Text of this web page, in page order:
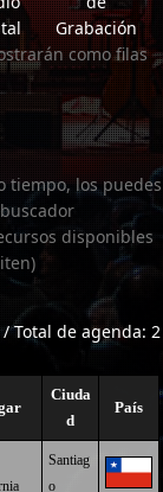
Grabación
como filas
tiempo, los puedes
disponibles
Total de agenda: 2
Ciuda
d
País
Santiag
o